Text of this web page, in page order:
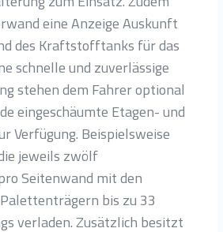
eine Anzeige Auskunft
des Kraftstofftanks für das
schnelle und zuverlässige
stehen dem Fahrer optional
eingeschäumte Etagen- und
Verfügung. Beispielsweise
jeweils zwölf
Seitenwand mit den
bis zu 33
verladen. Zusätzlich besitzt